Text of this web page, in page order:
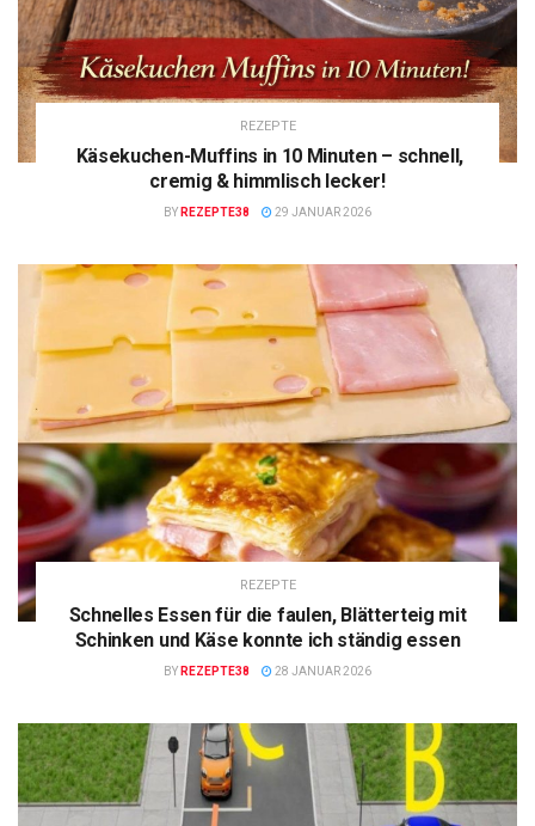
REZEPTE
Käsekuchen-Muffins in 10 Minuten – schnell,
cremig & himmlisch lecker!
BY REZEPTE38 29 JANUAR 2026
REZEPTE
Schnelles Essen für die faulen, Blätterteig mit
Schinken und Käse konnte ich ständig essen
BY REZEPTE38 28 JANUAR 2026